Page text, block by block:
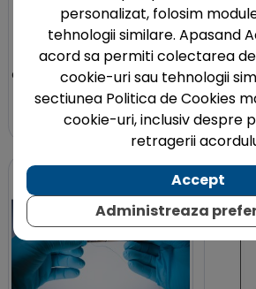
Cutie 24 fire de sutura
multifilament, sintetice,
resorbabile, din PGLA RAPID,
diametru 3.0, lungime 55 cm
484,48 lei
personalizat, folosim
tehnologii similare. Apasand
acord sa permiti colectarea
cookie-uri sau tehnologii
sectiunea Politica de Cookies
cookie-uri, inclusiv despre
retragerii
Accept
Administreaza